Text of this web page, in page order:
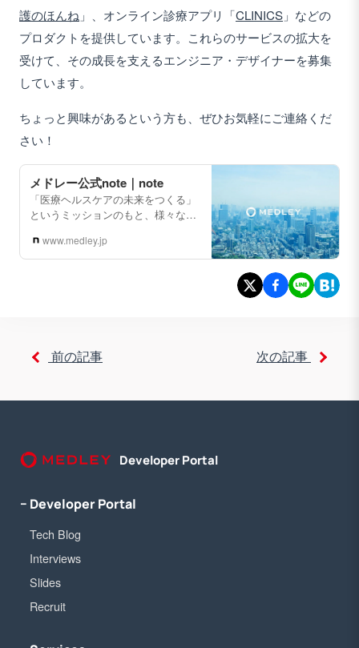
護のほんね 」、オンライン診療アプリ「CLINICS 」などの
プロダクトを提供しています。これらのサービスの拡大を
受けて、その成長を支えるエンジニア・デザイナーを募集
しています。
ちょっと興味があるという方も、ぜひお気軽にご連絡くだ
さい！
メドレー公式note｜note
「医療ヘルスケアの未来をつくる」
というミッションのもと、様々な医
用を推進する【株式会社メドレー】
の公式noteです。
www.medley.jp
前の記事 次の記事
Developer Portal
− Developer Portal
Tech Blog
Interviews
Slides
Recruit